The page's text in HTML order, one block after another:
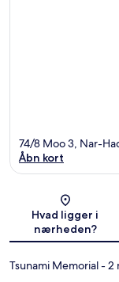
74/8 Moo 3, Nar-
Åbn kort
Hvad ligger i
nærheden?
Tsunami Memorial- 2